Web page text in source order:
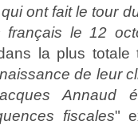
ont fait le tour
français le 12
la plus totale
de leur
fiscales"